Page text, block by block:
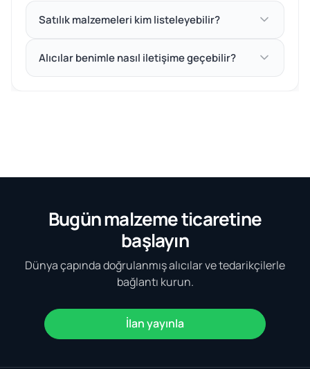
Satılık malzemeleri kim listeleyebilir?
Alıcılar benimle nasıl iletişime geçebilir?
Bugün malzeme ticaretine
başlayın
Dünya çapında doğrulanmış alıcılar ve tedarikçilerle
bağlantı kurun.
İlan yayınla